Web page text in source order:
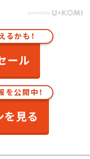
かも！
ール
公開中！
を見る